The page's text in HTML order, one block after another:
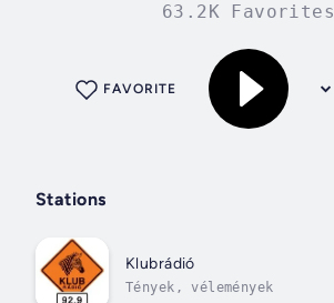
63.2K Favorites
FAVORITE
Stations
Klubrádió
Tények, vélemények